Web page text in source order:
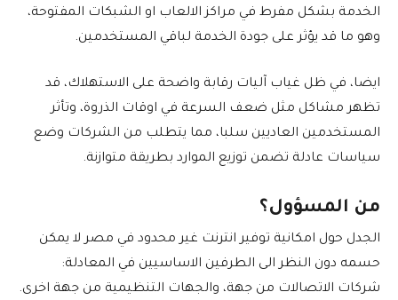
الخدمة بشكل مفرط في مراكز الالعاب او الشبكات المفتوحة،
وهو ما قد يؤثر على جودة الخدمة لباقي المستخدمين.
ايضا، في ظل غياب آليات رقابة واضحة على الاستهلاك، قد
تظهر مشاكل مثل ضعف السرعة في اوقات الذروة، وتأثر
المستخدمين العاديين سلبا، مما يتطلب من الشركات وضع
سياسات عادلة تضمن توزيع الموارد بطريقة متوازنة.
من المسؤول؟
الجدل حول امكانية توفير انترنت غير محدود في مصر لا يمكن
حسمه دون النظر الى الطرفين الاساسيين في المعادلة:
شركات الاتصالات من جهة، والجهات التنظيمية من جهة اخرى.